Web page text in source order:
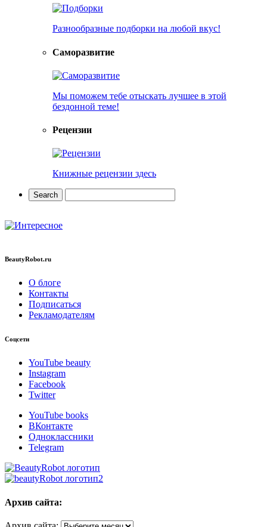
Разнообразные подборки на любой вкус!
Саморазвитие
Мы поможем тебе отыскать лучшее в этой
бездонной теме!
Рецензии
Книжные рецензии здесь
BeautyRobot.ru
О блоге
Контакты
Подписаться
Рекламодателям
Соцсети
YouTube beauty
Instagram
Facebook
Twitter
YouTube books
ВКонтакте
Одноклассники
Telegram
Архив сайта: